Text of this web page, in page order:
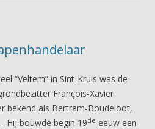
“Veltem” in Sint-Kruis was de
François-Xavier
bekend als Bertram-Boudeloot,
Hij bouwde begin 19de eeuw een